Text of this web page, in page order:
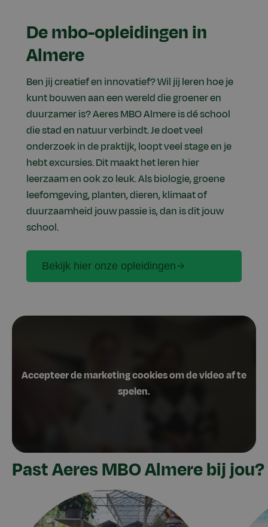
De mbo-opleidingen in
Almere
Ben jij creatief en innovatief? Wil jij leren hoe je
kunt bouwen aan een wereld die groener en
duurzamer is? Aeres MBO Almere is dé school
die stad en natuur verbindt. Je doet veel
onderzoek in de praktijk, loopt veel stage en je
hebt excursies. Dit maakt het leren hier
leerzaam en ook zo leuk. Als biologie, groene
leefomgeving, planten, dieren, klimaat of
duurzaamheid jouw passie is, dan is dit jouw
school.
Bekijk hier onze opleidingen
Past Aeres MBO Almere bij jou?